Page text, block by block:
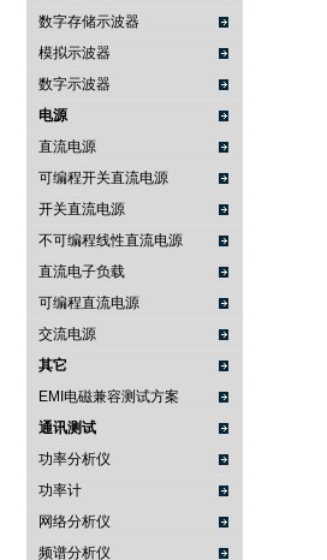
数字存储示波器
模拟示波器
数字示波器
电源
直流电源
可编程开关直流电源
开关直流电源
不可编程线性直流电源
直流电子负载
可编程直流电源
交流电源
其它
EMI电磁兼容测试方案
通讯测试
功率分析仪
功率计
网络分析仪
频谱分析仪